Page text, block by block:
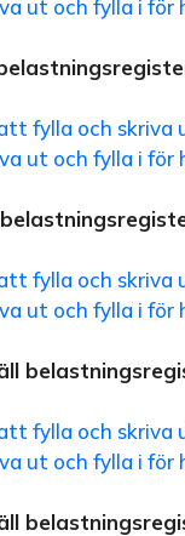
ut och fylla i för
fylla och skriva
ut och fylla i för
fylla och skriva
ut och fylla i för
fylla och skriva
ut och fylla i för